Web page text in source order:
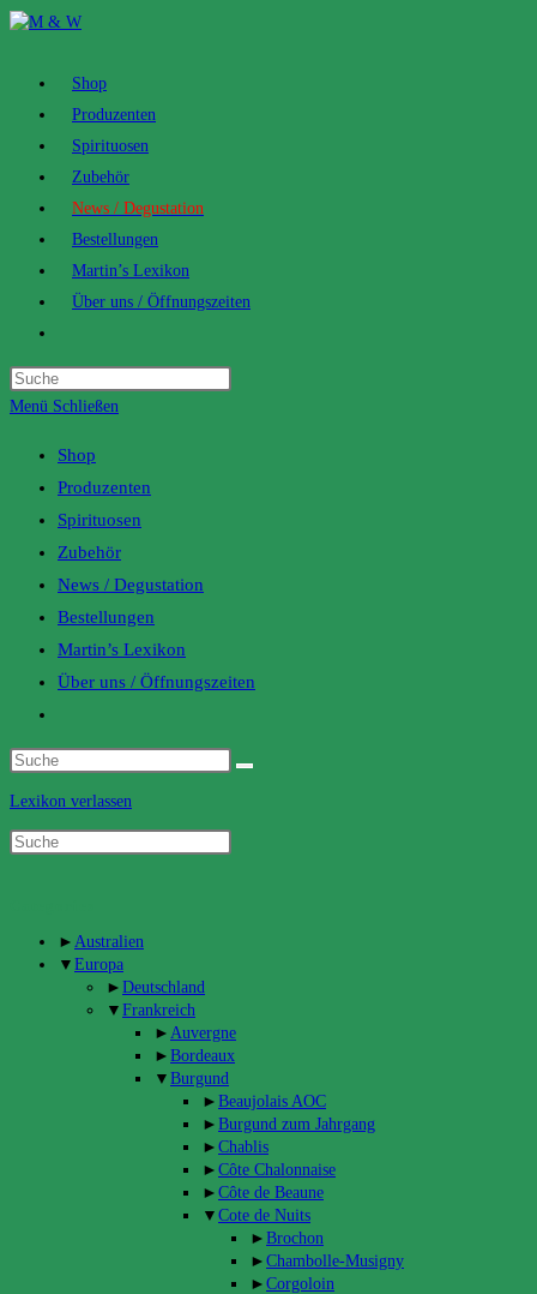
Zum
Shop
Produzenten
Spirituosen
Zubehör
News / Degustation
Bestellungen
Martin’s Lexikon
Über uns / Öffnungszeiten
website
search
Menü Schließen
Shop
Produzenten
Spirituosen
Zubehör
News / Degustation
Bestellungen
Martin’s Lexikon
Über uns / Öffnungszeiten
website
search
Lexikon verlassen
► Australien
▼ Europa
► Deutschland
▼ Frankreich
► Auvergne
► Bordeaux
▼ Burgund
► Beaujolais AOC
► Burgund zum Jahrgang
► Chablis
► Côte Chalonnaise
► Côte de Beaune
▼ Cote de Nuits
► Brochon
► Chambolle-Musigny
► Corgoloin